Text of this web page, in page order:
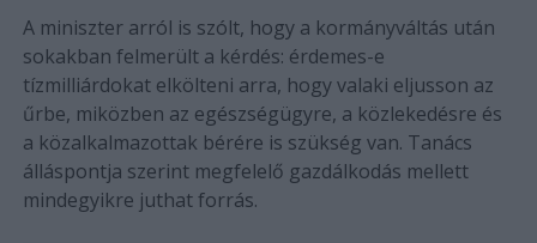
A miniszter arról is szólt, hogy a kormányváltás után
sokakban felmerült a kérdés: érdemes-e
tízmilliárdokat elkölteni arra, hogy valaki eljusson az
űrbe, miközben az egészségügyre, a közlekedésre és
a közalkalmazottak bérére is szükség van. Tanács
álláspontja szerint megfelelő gazdálkodás mellett
mindegyikre juthat forrás.